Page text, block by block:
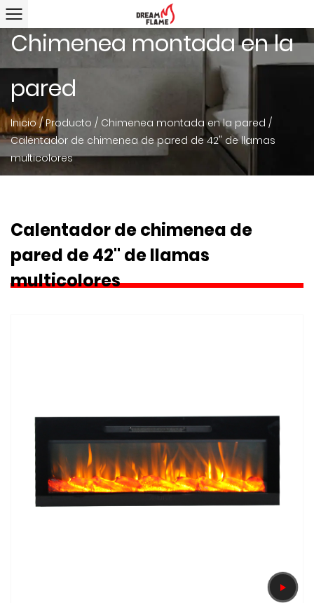
Chimenea montada en la
pared
Inicio/Producto / Chimenea montada en la pared /
Calentador de chimenea de pared de 42" de llamas
multicolores
Calentador de chimenea de
pared de 42" de llamas
multicolores